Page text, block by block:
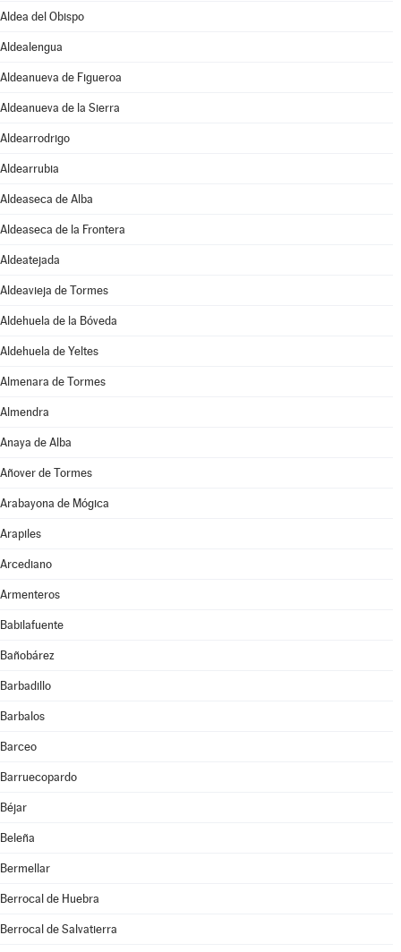
Aldea del Obispo
Aldealengua
Aldeanueva de Figueroa
Aldeanueva de la Sierra
Aldearrodrigo
Aldearrubia
Aldeaseca de Alba
Aldeaseca de la Frontera
Aldeatejada
Aldeavieja de Tormes
Aldehuela de la Bóveda
Aldehuela de Yeltes
Almenara de Tormes
Almendra
Anaya de Alba
Añover de Tormes
Arabayona de Mógica
Arapiles
Arcediano
Armenteros
Babilafuente
Bañobárez
Barbadillo
Barbalos
Barceo
Barruecopardo
Béjar
Beleña
Bermellar
Berrocal de Huebra
Berrocal de Salvatierra